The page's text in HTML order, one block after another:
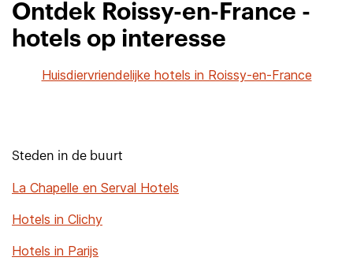
Ontdek Roissy-en-France -
hotels op interesse
Huisdiervriendelijke hotels in Roissy-en-France
Steden in de buurt
La Chapelle en Serval Hotels
Hotels in Clichy
Hotels in Parijs